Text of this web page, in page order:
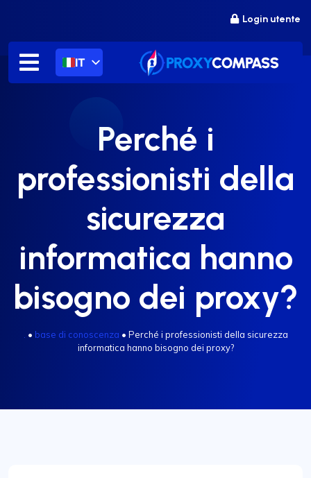
contenuto
Login utente
IT
Perché i
professionisti della
sicurezza
informatica hanno
bisogno dei proxy?
• base di conoscenza • Perché i professionisti della sicurezza
informatica hanno bisogno dei proxy?